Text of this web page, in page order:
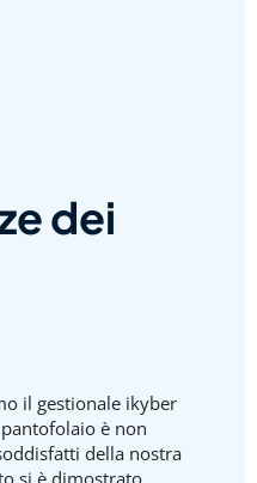
dei
il gestionale ikyber
è non
della nostra
si è dimostrato